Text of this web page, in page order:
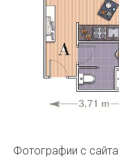
Фотографии с сайта